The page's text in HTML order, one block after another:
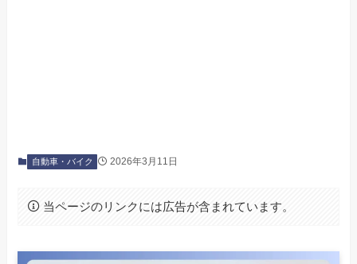
自動車・バイク 2026年3月11日
当ページのリンクには広告が含まれています。